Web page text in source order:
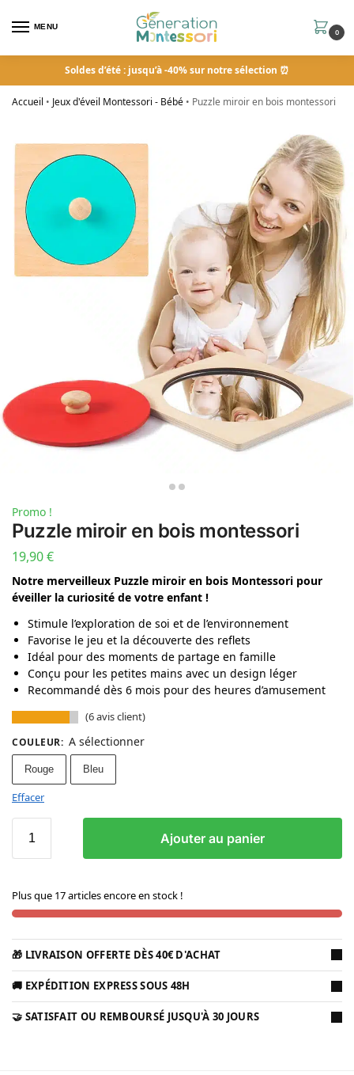
MENU
0
Soldes d’été : jusqu’à -40% sur notre sélection ⏰
Accueil • Jeux d'éveil Montessori - Bébé • Puzzle miroir en bois montessori
Promo !
Puzzle miroir en bois montessori
19,90€
Notre merveilleux Puzzle miroir en bois Montessori pour
éveiller la curiosité de votre enfant !
Stimule l’exploration de soi et de l’environnement
Favorise le jeu et la découverte des reflets
Idéal pour des moments de partage en famille
Conçu pour les petites mains avec un design léger
Recommandé dès 6 mois pour des heures d’amusement
(6avis client)
COULEUR: A sélectionner
Rouge Bleu
Effacer
Ajouter au panier
Plus que 17 articles encore en stock !
🎁 LIVRAISON OFFERTE DÈS 40€ D'ACHAT
🚚 EXPÉDITION EXPRESS SOUS 48H
🤝 SATISFAIT OU REMBOURSÉ JUSQU'À 30 JOURS